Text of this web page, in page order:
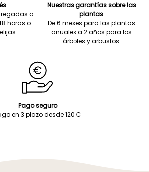
a
horas o
Nuestras garantías sobre las
plantas
De 6 meses para las plantas
anuales a 2 años para los
árboles y arbustos.
Pago seguro
en 3 plazo desde 120 €